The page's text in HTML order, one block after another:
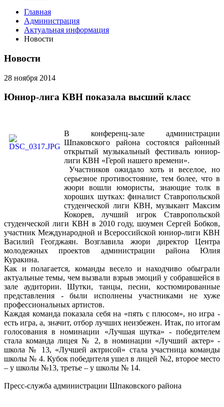
Главная
Администрация
Актуальная информация
Новости
Новости
28 ноября 2014
Юниор-лига КВН показала высший класс
В конференц-зале администрации
Шпаковского района состоялся районный
открытый музыкальный фестиваль юниор-
лиги КВН «Герой нашего времени».
Участников ожидало хоть и веселое, но
серьезное противостояние, тем более, что в
жюри вошли юмористы, знающие толк в
хороших шутках: финалист Ставропольской
студенческой лиги КВН, музыкант Максим
Кокорев, лучший игрок Ставропольской
студенческой лиги КВН в 2010 году, шоумен Сергей Бобков,
участник Международной и Всероссийской юниор-лиги КВН
Василий Геогджаян. Возглавила жюри директор Центра
молодежных проектов администрации района Юлия
Куракина.
Как и полагается, команды весело и находчиво обыграли
актуальные темы, чем вызвали взрыв эмоций у собравшейся в
зале аудитории. Шутки, танцы, песни, костюмированные
представления - были исполнены участниками не хуже
профессиональных артистов.
Каждая команда показала себя на «пять с плюсом», но игра -
есть игра, а, значит, отбор лучших неизбежен. Итак, по итогам
голосования в номинации «Лучшая шутка» - победителем
стала команда лицея № 2, в номинации «Лучший актер» -
школа № 13, «Лучшей актрисой» стала участница команды
школы № 4. Кубок победителя ушел в лицей №2, второе место
– у школы №13, третье – у школы № 14.
Пресс-служба администрации Шпаковского района